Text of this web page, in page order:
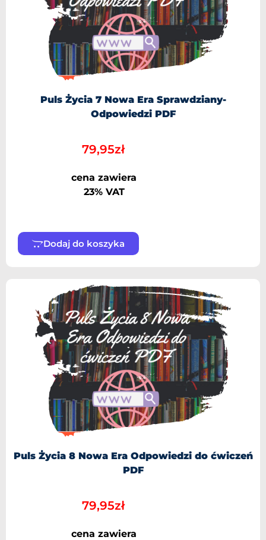
Puls Życia 7 Nowa Era Sprawdziany-
Odpowiedzi PDF
79,95zł
cena zawiera
23% VAT
Dodaj do koszyka
Puls Życia 8 Nowa Era Odpowiedzi do ćwiczeń
PDF
79,95zł
cena zawiera